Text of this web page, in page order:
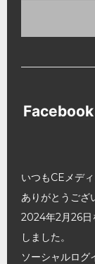
いつもCEメデ
ありがとうござ
2024年2月26日
しました。
ソーシャルログ